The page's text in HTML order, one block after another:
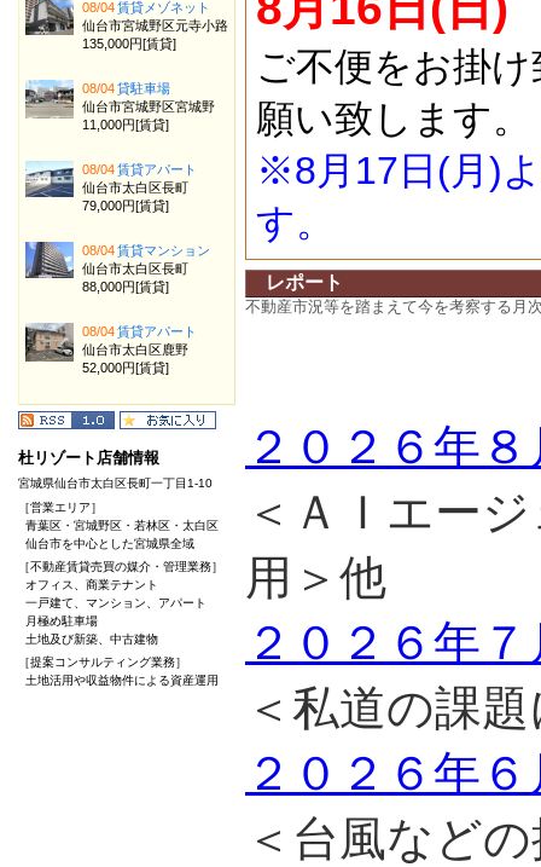
ご不便をお掛
願い致します。
※8月17日(月)
す。
レポート
不動産市況等を踏まえて今を考察する月
２０２６年
＜ＡＩエー
用＞他
２０２６年
＜私道の課
２０２６年
＜台風など
08/04賃貸メゾネット
仙台市宮城野区元寺小路
135,000円[賃貸]
08/04貸駐車場
仙台市宮城野区宮城野
11,000円[賃貸]
08/04賃貸アパート
仙台市太白区長町
79,000円[賃貸]
08/04賃貸マンション
仙台市太白区長町
88,000円[賃貸]
08/04賃貸アパート
仙台市太白区鹿野
52,000円[賃貸]
杜リゾート店舗情報
宮城県仙台市太白区長町一丁目1-10
［営業エリア］
青葉区・宮城野区・若林区・太白区
仙台市を中心とした宮城県全域
［不動産賃貸売買の媒介・管理業務］
オフィス、商業テナント
一戸建て、マンション、アパート
月極め駐車場
土地及び新築、中古建物
［提案コンサルティング業務］
土地活用や収益物件による資産運用